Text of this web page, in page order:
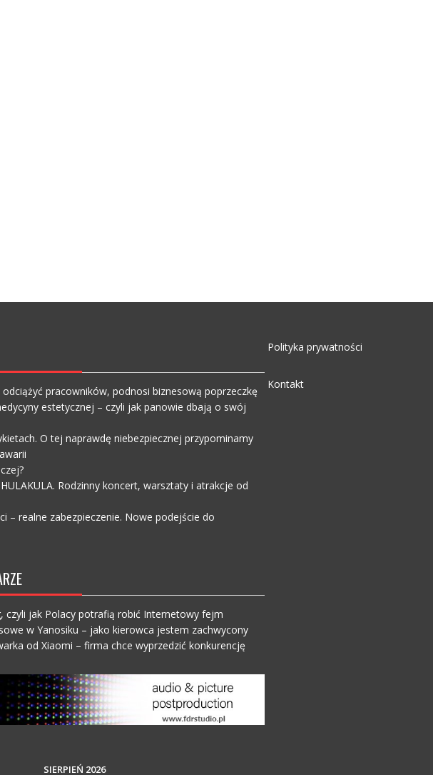
pracowników, podnosi biznesową poprzeczkę
estetycznej – czyli jak panowie dbają o swój
O tej naprawdę niebezpiecznej przypominamy
Rodzinny koncert, warsztaty i atrakcje od
– realne zabezpieczenie. Nowe podejście do
czyli jak Polacy potrafią robić Internetowy fejm
w Yanosiku – jako kierowca jestem zachwycony
od Xiaomi – firma chce wyprzedzić konkurencję
SIERPIEŃ 2026
Polityka prywatności
Kontakt